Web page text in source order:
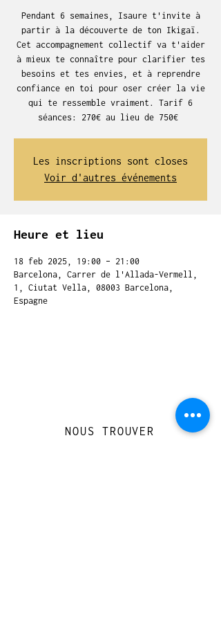
Pendant 6 semaines, Isaure t'invite à
partir à la découverte de ton Ikigaï.
Cet accompagnement collectif va t'aider
à mieux te connaître pour clarifier tes
besoins et tes envies, et à reprendre
confiance en toi pour oser créer la vie
qui te ressemble vraiment. Tarif 6
séances: 270€ au lieu de 750€
Les inscriptions sont closes
Voir d'autres événements
Heure et lieu
18 feb 2025, 19:00 – 21:00
Barcelona, Carrer de l'Allada-Vermell,
1, Ciutat Vella, 08003 Barcelona,
Espagne
NOUS TROUVER